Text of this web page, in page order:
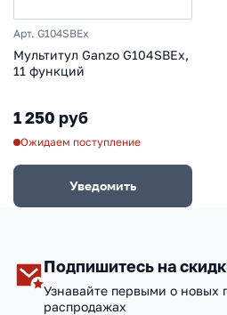
Арт. G104SBEx
Мультитул Ganzo G104SBEx,
11 функций
1 250 руб
Ожидаем поступление
Уведомить
Подпишитесь на
Узнавайте первыми о новых
распродажах